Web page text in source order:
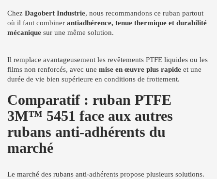
Chez Dagobert Industrie, nous recommandons ce ruban partout
où il faut combiner antiadhérence, tenue thermique et durabilité
mécanique sur une même solution.
Il remplace avantageusement les revêtements PTFE liquides ou les
films non renforcés, avec une mise en œuvre plus rapide et une
durée de vie bien supérieure en conditions de frottement.
Comparatif : ruban PTFE
3M™ 5451 face aux autres
rubans anti-adhérents du
marché
Le marché des rubans anti-adhérents propose plusieurs solutions.